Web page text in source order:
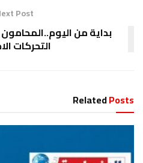
Post
بداية من
التحركات
RelatedPosts